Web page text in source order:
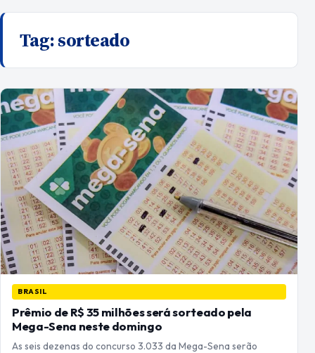
Tag:sorteado
BRASIL
Prêmio de R$ 35 milhões será sorteado pela
Mega-Sena neste domingo
As seis dezenas do concurso 3.033 da Mega-Sena serão